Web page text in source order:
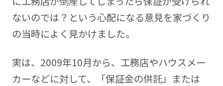
https://amachakoubou.com/
ないのでは？という心配になる意見を家づくり
の当時によく見かけました。
実は、2009年10月から、工務店やハウスメー
カーなどに対して、「保証金の供託」または